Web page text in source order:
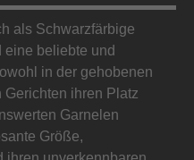
als Schwarzfärbige
eine beliebte und
in der gehobenen
ihren Platz
Garnelen
Größe,